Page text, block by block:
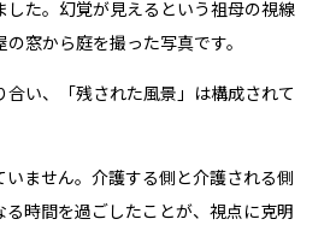
した。幻覚が見えるという祖母の視線
窓から庭を撮った写真です。
合い、「残された風景」は構成されて
ません。介護する側と介護される側
る時間を過ごしたことが、視点に克明